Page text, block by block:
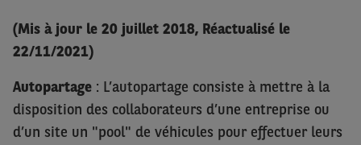
(Mis à jour le 20 juillet 2018, Réactualisé le
22/11/2021)
Autopartage : L’autopartage consiste à mettre à la
disposition des collaborateurs d’une entreprise ou
d’un site un "pool" de véhicules pour effectuer leurs